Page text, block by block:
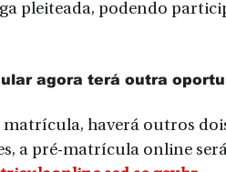
pleiteada, podendo
agora terá outra
haverá outros
a pré-matrícula online